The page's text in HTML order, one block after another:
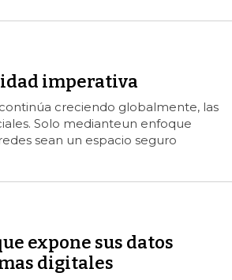
imperativa
creciendo globalmente, las
Solo medianteun enfoque
sean un espacio seguro
expone sus datos
digitales